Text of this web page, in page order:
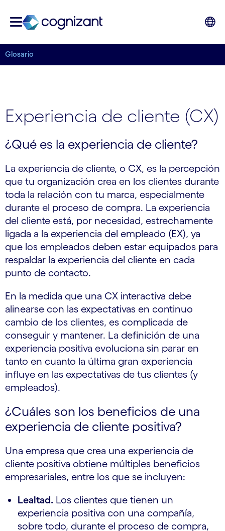
Glosario
Experiencia de cliente (CX)
¿Qué es la experiencia de cliente?
La experiencia de cliente, o CX, es la percepción
que tu organización crea en los clientes durante
toda la relación con tu marca, especialmente
durante el proceso de compra. La experiencia
del cliente está, por necesidad, estrechamente
ligada a la experiencia del empleado (EX), ya
que los empleados deben estar equipados para
respaldar la experiencia del cliente en cada
punto de contacto.
En la medida que una CX interactiva debe
alinearse con las expectativas en continuo
cambio de los clientes, es complicada de
conseguir y mantener. La definición de una
experiencia positiva evoluciona sin parar en
tanto en cuanto la última gran experiencia
influye en las expectativas de tus clientes (y
empleados).
¿Cuáles son los beneficios de una
experiencia de cliente positiva?
Una empresa que crea una experiencia de
cliente positiva obtiene múltiples beneficios
empresariales, entre los que se incluyen:
Lealtad. Los clientes que tienen un
experiencia positiva con una compañía,
sobre todo, durante el proceso de compra,